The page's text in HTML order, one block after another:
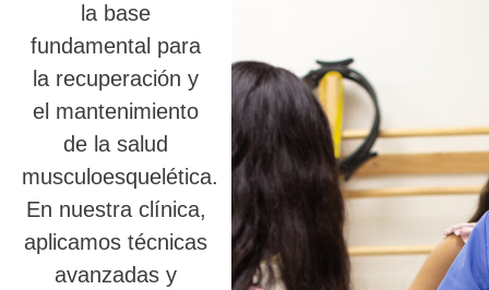
la base
fundamental para
la recuperación y
el mantenimiento
de la salud
musculoesquelética.
En nuestra clínica,
aplicamos técnicas
avanzadas y